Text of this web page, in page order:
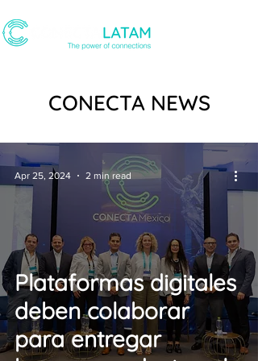
CONECTA NEWS
Plataformas digitales
deben colaborar
para entregar
Apr 25, 2024 2 min read